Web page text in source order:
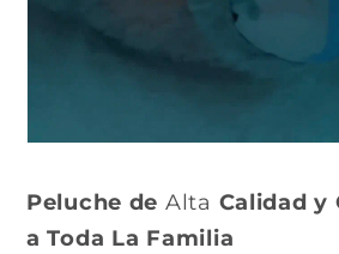
Peluche de Alta Calidad y
a Toda La Familia